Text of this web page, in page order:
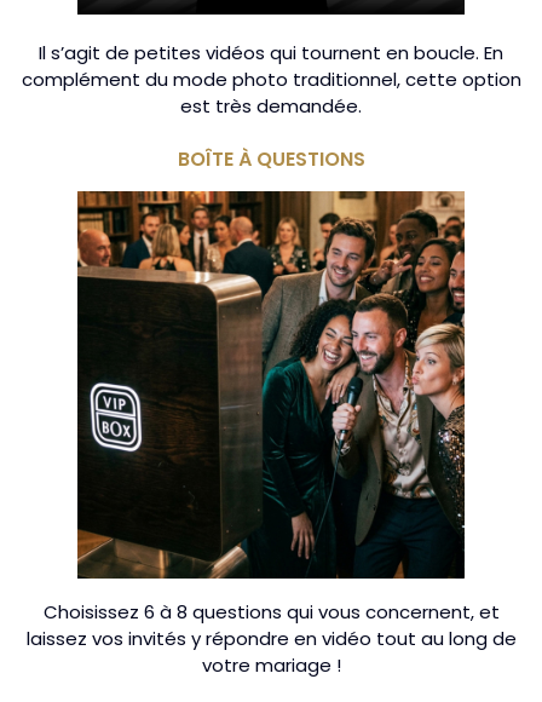
Il s’agit de petites vidéos qui tournent en boucle. En
complément du mode photo traditionnel, cette option
est très demandée.
BOÎTE À QUESTIONS
Choisissez 6 à 8 questions qui vous concernent, et
laissez vos invités y répondre en vidéo tout au long de
votre mariage !